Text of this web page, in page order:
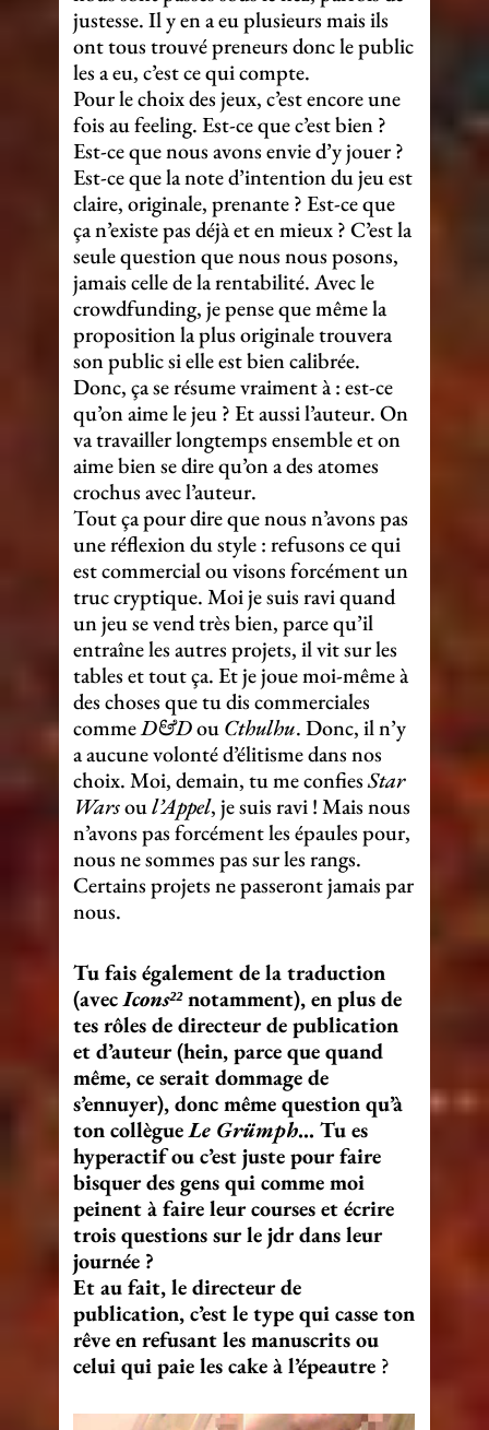
justesse. Il y en a eu plusieurs mais ils
ont tous trouvé preneurs donc le public
les a eu, c’est ce qui compte.
Pour le choix des jeux, c’est encore une
fois au feeling. Est-ce que c’est bien ?
Est-ce que nous avons envie d’y jouer ?
Est-ce que la note d’intention du jeu est
claire, originale, prenante ? Est-ce que
ça n’existe pas déjà et en mieux ? C’est la
seule question que nous nous posons,
jamais celle de la rentabilité. Avec le
crowdfunding, je pense que même la
proposition la plus originale trouvera
son public si elle est bien calibrée.
Donc, ça se résume vraiment à : est-ce
qu’on aime le jeu ? Et aussi l’auteur. On
va travailler longtemps ensemble et on
aime bien se dire qu’on a des atomes
crochus avec l’auteur.
Tout ça pour dire que nous n’avons pas
une réflexion du style : refusons ce qui
est commercial ou visons forcément un
truc cryptique. Moi je suis ravi quand
un jeu se vend très bien, parce qu’il
entraîne les autres projets, il vit sur les
tables et tout ça. Et je joue moi-même à
des choses que tu dis commerciales
commeD&DouCthulhu. Donc, il n’y
a aucune volonté d’élitisme dans nos
choix. Moi, demain, tu me confiesStar
Warsoul’Appel, je suis ravi ! Mais nous
n’avons pas forcément les épaules pour,
nous ne sommes pas sur les rangs.
Certains projets ne passeront jamais par
nous.
Tu fais également de la traduction
(avecIcons²²notamment), en plus de
tes rôles de directeur de publication
et d’auteur (hein, parce que quand
même, ce serait dommage de
s’ennuyer), donc même question qu’à
ton collègueLe Grümph… Tu es
hyperactif ou c’est juste pour faire
bisquer des gens qui comme moi
peinent à faire leur courses et écrire
trois questions sur le jdr dans leur
journée ?
Et au fait, le directeur de
publication, c’est le type qui casse ton
rêve en refusant les manuscrits ou
celui qui paie les cake à l’épeautre ?